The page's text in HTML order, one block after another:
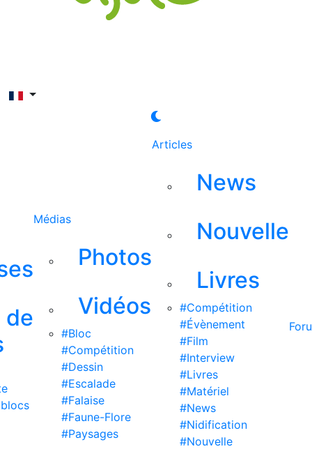
de
Médias
Photos
Vidéos
#Bloc
#Compétition
#Dessin
#Escalade
#Falaise
#Faune-Flore
#Paysages
Articles
News
Nouvelle
Livres
#Compétition
#Évènement
#Film
#Interview
#Livres
#Matériel
#News
#Nidification
#Nouvelle